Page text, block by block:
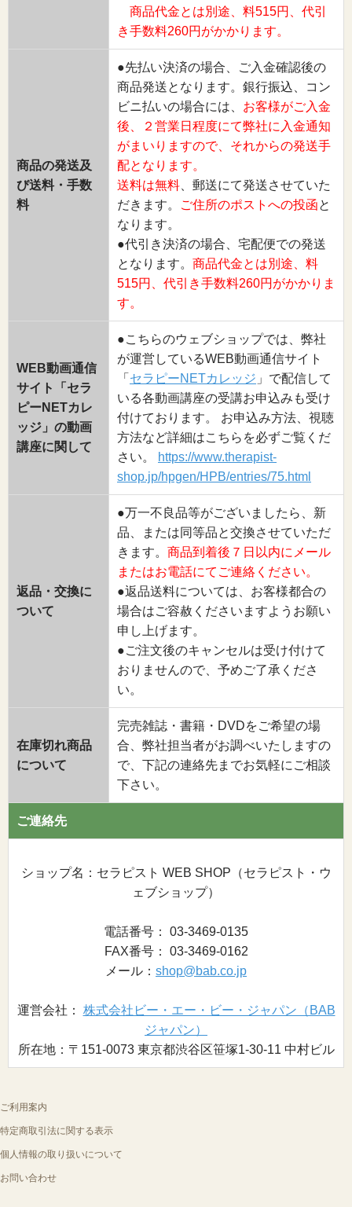
商品代金とは別途、料515円、代引
き手数料260円がかかります。
商品の発送及
び送料・手数
料
●先払い決済の場合、ご入金確認後の
商品発送となります。銀行振込、コン
ビニ払いの場合には、 お客様がご入金
後、２営業日程度にて弊社に入金通知
がまいりますので、それからの発送手
配となります。
送料は無料 、郵送にて発送させていた
だきます。
ご住所のポストへの投函と
なります。
●代引き決済の場合、宅配便での発送
となります。 商品代金とは別途、料
515円、代引き手数料260円がかかりま
す。
WEB動画通信
サイト「セラ
ピーNETカレ
ッジ」の動画
講座に関して
●こちらのウェブショップでは、弊社
が運営しているWEB動画通信サイト
「 セラピーNETカレッジ 」で配信して
いる各動画講座の受講お申込みも受け
付けております。 お申込み方法、視聴
方法など詳細はこちらを必ずご覧くだ
さい。
https://www.therapist-
shop.jp/hpgen/HPB/entries/75.html
返品・交換に
ついて
●万一不良品等がございましたら、新
品、または同等品と交換させていただ
きます。 商品到着後７日以内にメール
またはお電話にてご連絡ください。
●返品送料については、お客様都合の
場合はご容赦くださいますようお願い
申し上げます。
●ご注文後のキャンセルは受け付けて
おりませんので、予めご了承くださ
い。
在庫切れ商品
について
完売雑誌・書籍・DVDをご希望の場
合、弊社担当者がお調べいたしますの
で、下記の連絡先までお気軽にご相談
下さい。
ご連絡先
ショップ名：セラピスト WEB SHOP（セラピスト・ウ
ェブショップ）
電話番号： 03-3469-0135
FAX番号： 03-3469-0162
メール： shop@bab.co.jp
運営会社： 株式会社ビー・エー・ビー・ジャパン（BAB
ジャパン）
所在地：〒151-0073 東京都渋谷区笹塚1-30-11 中村ビル
ご利用案内
特定商取引法に関する表示
個人情報の取り扱いについて
お問い合わせ